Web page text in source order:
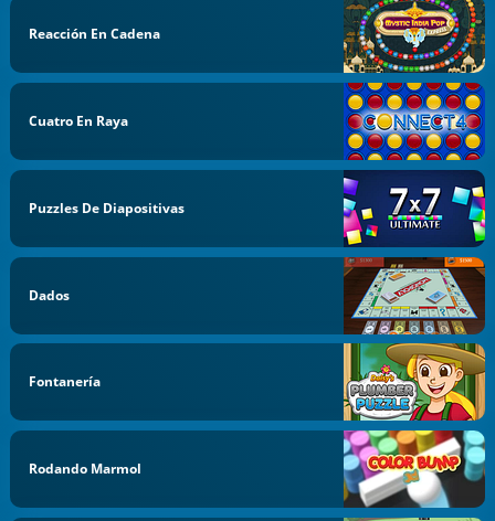
Reacción En Cadena
Cuatro En Raya
Puzzles De Diapositivas
Dados
Fontanería
Rodando Marmol